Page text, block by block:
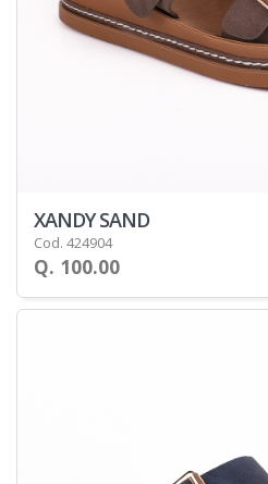
XANDY SAND
Cod. 424904
Q. 100.00